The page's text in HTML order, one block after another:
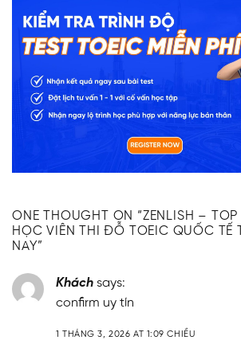
ONE THOUGHT ON “ZENLISH –
HỌC VIÊN THI ĐỖ TOEIC QUỐC TẾ
NAY”
Khách says:
confirm uy tín
1 THÁNG 3, 2026 AT 1:09 CHIỀU